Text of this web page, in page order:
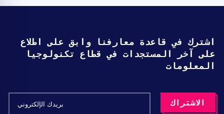
اشترك في قاعدة معارفنا وابق على اطلاع
على آخر المستجدات في قطاع تكنولوجيا
المعلومات